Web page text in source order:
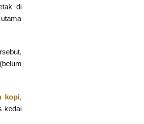
di
kopi,
kedai